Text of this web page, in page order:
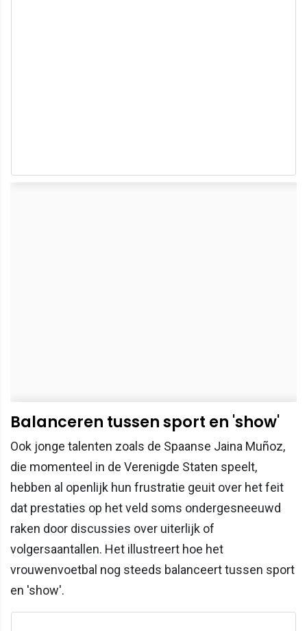
Balanceren tussen sport en 'show'
Ook jonge talenten zoals de Spaanse Jaina Muñoz,
die momenteel in de Verenigde Staten speelt,
hebben al openlijk hun frustratie geuit over het feit
dat prestaties op het veld soms ondergesneeuwd
raken door discussies over uiterlijk of
volgersaantallen. Het illustreert hoe het
vrouwenvoetbal nog steeds balanceert tussen sport
en 'show'.